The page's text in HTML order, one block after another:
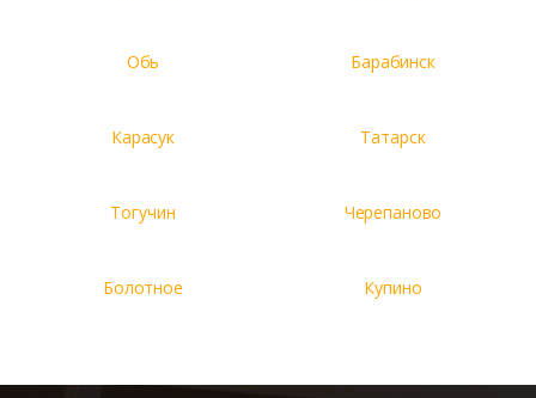
Обь Барабинск
Карасук Татарск
Тогучин Черепаново
Болотное Купино